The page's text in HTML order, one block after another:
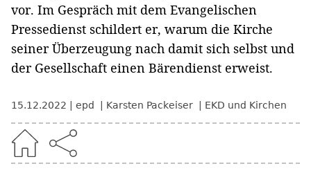
vor. Im Gespräch mit dem Evangelischen
Pressedienst schildert er, warum die Kirche
seiner Überzeugung nach damit sich selbst und
der Gesellschaft einen Bärendienst erweist.
15.12.2022 epd Karsten Packeiser EKD und Kirchen